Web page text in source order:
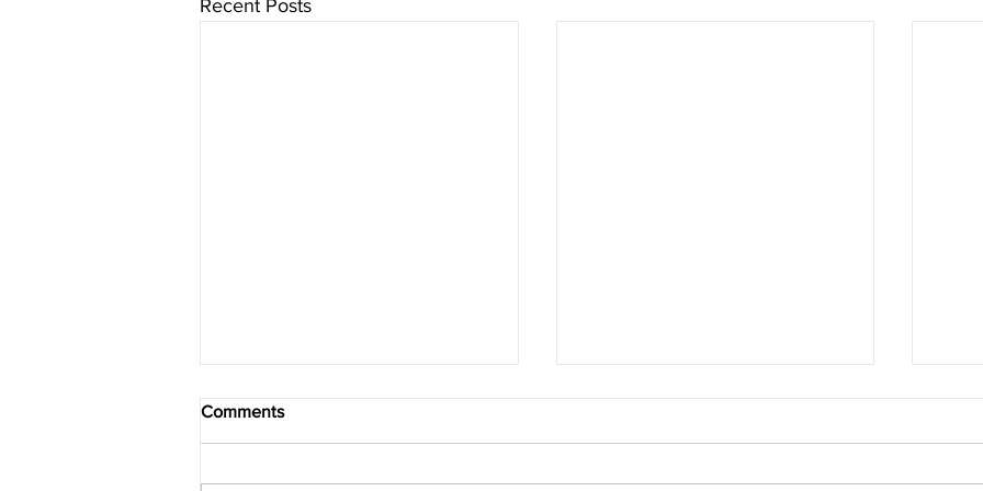
Recent Posts
Comments